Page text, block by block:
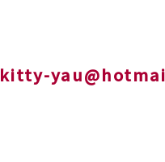
kitty-